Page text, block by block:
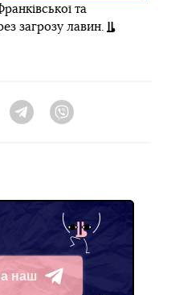
та
загрозу лавин.
TelegramViber
наш